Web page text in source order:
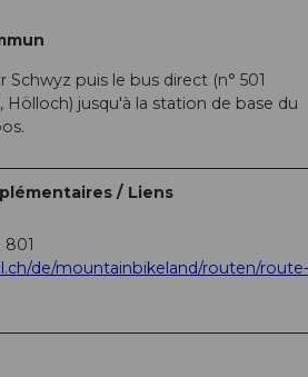
Schwyz puis le bus direct (n° 501
jusqu'à la station de base du
/ Liens
de/mountainbikeland/routen/route-